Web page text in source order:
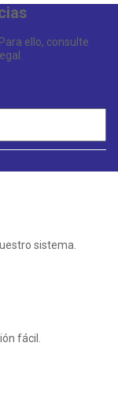
ello, consulte
sistema.
fácil.